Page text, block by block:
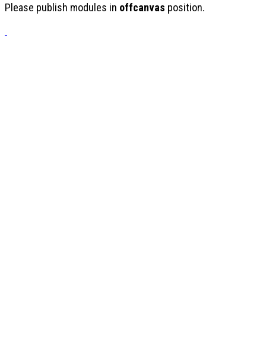
Please publish modules in offcanvas position.